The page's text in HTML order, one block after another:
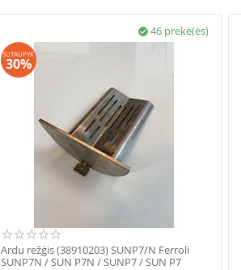
46 prekė(ės)

SUTAUPYK
30%
Ardu režģis (38910203) SUNP7/N Ferroli
SUNP7N / SUN P7N / SUNP7 / SUN P7